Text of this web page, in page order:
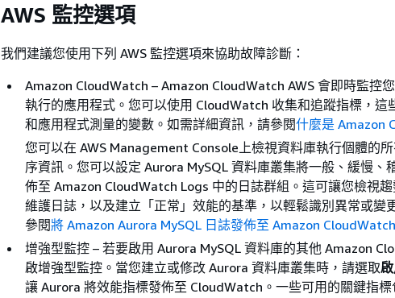
AWS 監控選項
我們建議您使用下列 AWS 監控選項來協助故障診斷：
Amazon CloudWatch – Amazon CloudWatch AWS 會即時監控
執行的應用程式。您可以使用 CloudWatch 收集和追蹤指標，這
和應用程式測量的變數。如需詳細資訊，請參閱什麼是 Amazon
您可以在 AWS Management Console上檢視資料庫執行個體的
序資訊。您可以設定 Aurora MySQL 資料庫叢集將一般、緩慢、
佈至 Amazon CloudWatch Logs 中的日誌群組。這可讓您檢視
維護日誌，以及建立「正常」效能的基準，以輕鬆識別異常或變
參閱將 Amazon Aurora MySQL 日誌發佈至 Amazon
增強型監控 – 若要啟用 Aurora MySQL 資料庫的其他 Amazon
啟增強型監控。當您建立或修改 Aurora 資料庫叢集時，請選取
讓 Aurora 將效能指標發佈至 CloudWatch。一些可用的關鍵指標